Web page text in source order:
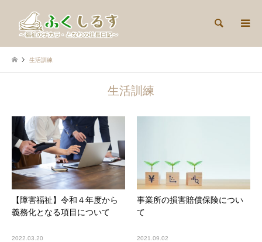
検索
生活訓練
生活訓練
【障害福祉】令和４年度から
義務化となる項目について
2022.03.20
事業所の損害賠償保険につい
て
2021.09.02